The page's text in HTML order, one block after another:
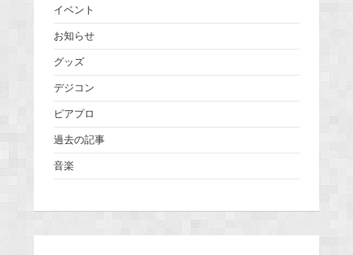
イベント
お知らせ
グッズ
デジコン
ピアプロ
過去の記事
音楽